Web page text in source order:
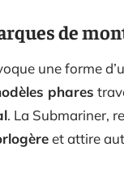
de
une forme
phares
. La Submariner,
et attire